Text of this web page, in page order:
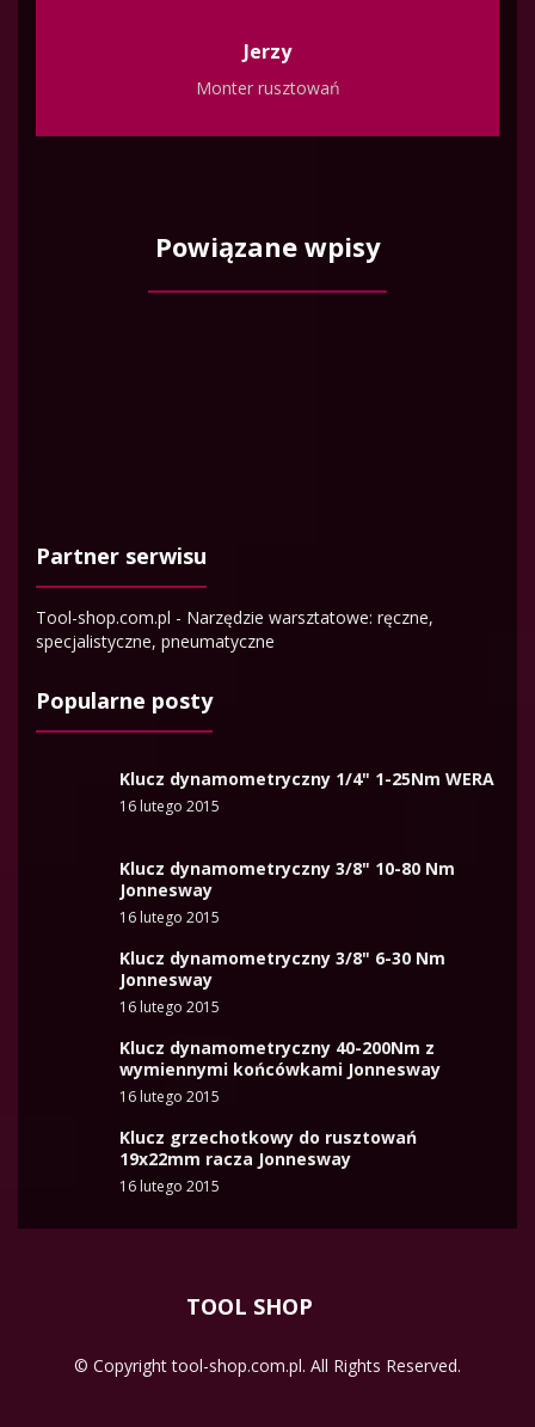
Jerzy
Monter rusztowań
Powiązane wpisy
Partner serwisu
Tool-shop.com.pl - Narzędzie warsztatowe: ręczne,
specjalistyczne, pneumatyczne
Popularne posty
Klucz dynamometryczny 1/4" 1-25Nm WERA
16 lutego 2015
Klucz dynamometryczny 3/8" 10-80 Nm
Jonnesway
16 lutego 2015
Klucz dynamometryczny 3/8" 6-30 Nm
Jonnesway
16 lutego 2015
Klucz dynamometryczny 40-200Nm z
wymiennymi końcówkami Jonnesway
16 lutego 2015
Klucz grzechotkowy do rusztowań
19x22mm racza Jonnesway
16 lutego 2015
TOOL SHOP
© Copyright tool-shop.com.pl. All Rights Reserved.